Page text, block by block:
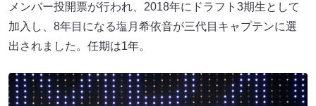
メンバー投開票が行われ、2018年にドラフト3期生として
加入し、8年目になる塩月希依音が三代目キャプテンに選
出されました。任期は1年。